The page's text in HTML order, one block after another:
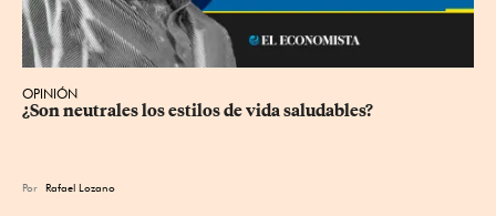
OPINIÓN
¿Son neutrales los estilos de vida saludables?
Por Rafael Lozano